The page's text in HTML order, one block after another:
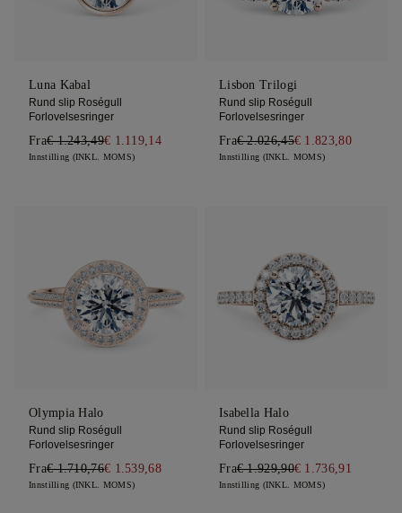
Luna Kabal
Rund slip Roségull
Forlovelsesringer
Fra€ 1.243,49€ 1.119,14
Innstilling (INKL. MOMS)
Lisbon Trilogi
Rund slip Roségull
Forlovelsesringer
Fra€ 2.026,45€ 1.823,80
Innstilling (INKL. MOMS)
Olympia Halo
Rund slip Roségull
Forlovelsesringer
Fra€ 1.710,76€ 1.539,68
Innstilling (INKL. MOMS)
Isabella Halo
Rund slip Roségull
Forlovelsesringer
Fra€ 1.929,90€ 1.736,91
Innstilling (INKL. MOMS)